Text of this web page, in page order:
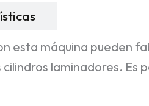
esta máquina pueden
laminadores. Es